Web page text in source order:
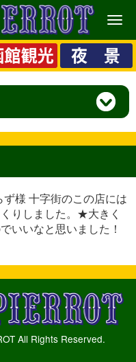
メ
ニ
ュ
ー
様 十字街のこの店には
りしました。★大きく
いいなと思いました！
All Rights Reserved.